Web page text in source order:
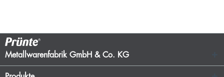
Metallwarenfabrik GmbH & Co. KG